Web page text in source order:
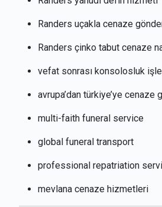
Randers uçakla cenaze
Randers çinko tabut cenaze
vefat sonrası konsolosluk
avrupa’dan türkiye’ye cenaze
multi-faith funeral service
global funeral transport
professional repatriation
mevlana cenaze hizmetleri